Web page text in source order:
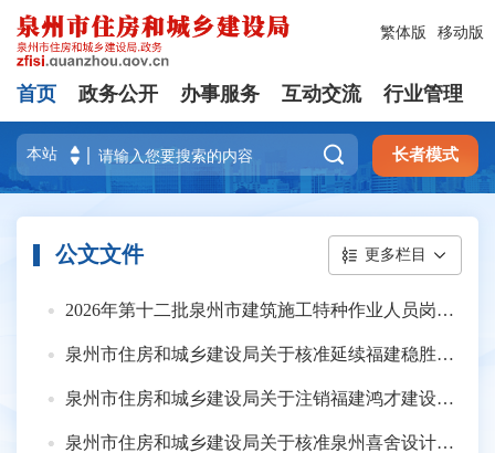
繁体版 移动版
首页 政务公开 办事服务 互动交流 行业管理
 长者模式
公文文件 更多栏目
2026年第十二批泉州市建筑施工特种作业人员岗位考核考试通知
泉州市住房和城乡建设局关于核准延续福建稳胜建设发展有限公司等3家工程监理企业资质的通知
泉州市住房和城乡建设局关于注销福建鸿才建设有限公司建筑业企业资质的通知
泉州市住房和城乡建设局关于核准泉州喜舍设计装饰工程有限责任公司等7家工程设计企业资质延续的通知